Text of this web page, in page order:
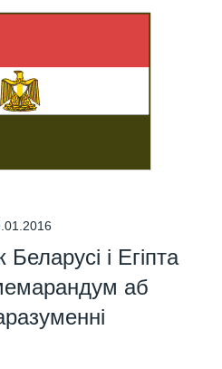
Беларусі і Егіпта
аб